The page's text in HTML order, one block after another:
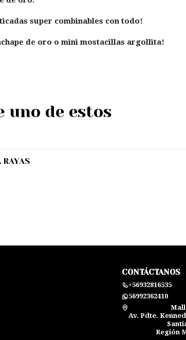
super combinables con todo!
de oro o mini mostacillas argollita!
de estos
CONTÁCTANOS
+56932816535
56992362410
Av. Pdte.
Región